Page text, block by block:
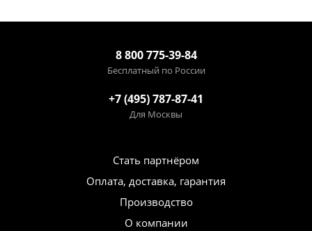
8 800 775-39-84
Бесплатный по России
+7 (495) 787-87-41
Для Москвы
Стать партнёром
Оплата, доставка, гарантия
Производство
О компании